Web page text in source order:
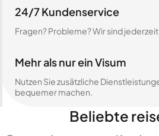
24/7 Kundenservice
Fragen? Probleme? Wir sind
Mehr als nur ein Visum
Nutzen Sie zusätzliche
bequemer machen.
Beliebte